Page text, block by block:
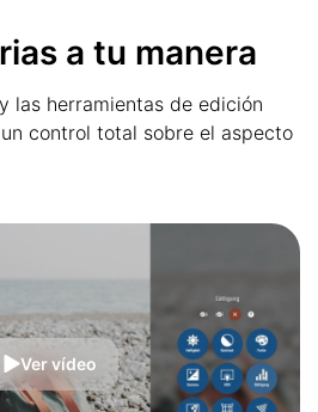
a tu manera
las herramientas de edición
control total sobre el aspecto
Ver vídeo